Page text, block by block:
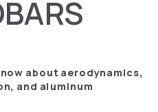
Privacidad, y consiento el
Y JOEL, S.L. con la finalidad
about aerodynamics,
and aluminum